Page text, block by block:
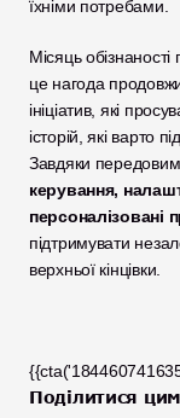
їхніми потребами.
Місяць обізнаності
це нагода
ініціатив, які
історій, які варто
Завдяки
керування,
персоналізовані
підтримувати
верхньої кінцівки.
Поділитися